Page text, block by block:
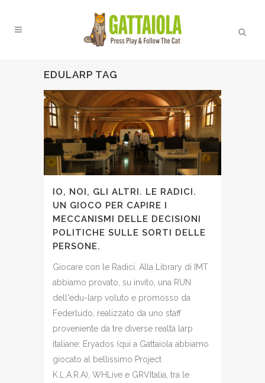
EDULARP TAG
IO, NOI, GLI ALTRI. LE RADICI.
UN GIOCO PER CAPIRE I
MECCANISMI DELLE DECISIONI
POLITICHE SULLE SORTI DELLE
PERSONE.
Giocare con le Radici. Alla Library di IMT
abbiamo provato, su invito, una RUN
dell'edu-larp voluto e promosso da
Federludo, realizzato da uno staff
proveniente da tre diverse realtà larp
italiane: Eryados (qui a Gattaiola abbiamo
giocato al bellissimo Project
K.L.A.R.A), WHLive e GRVItalia, tra le